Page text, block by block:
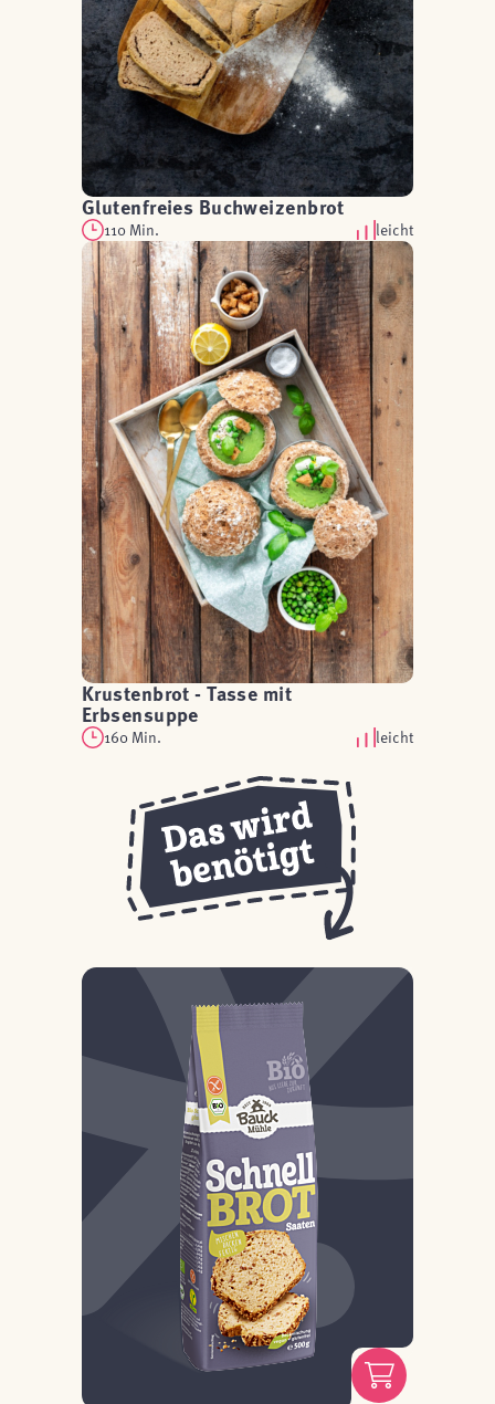
Glutenfreies Buchweizenbrot
110 Min. leicht
Krustenbrot - Tasse mit
Erbsensuppe
160 Min. leicht